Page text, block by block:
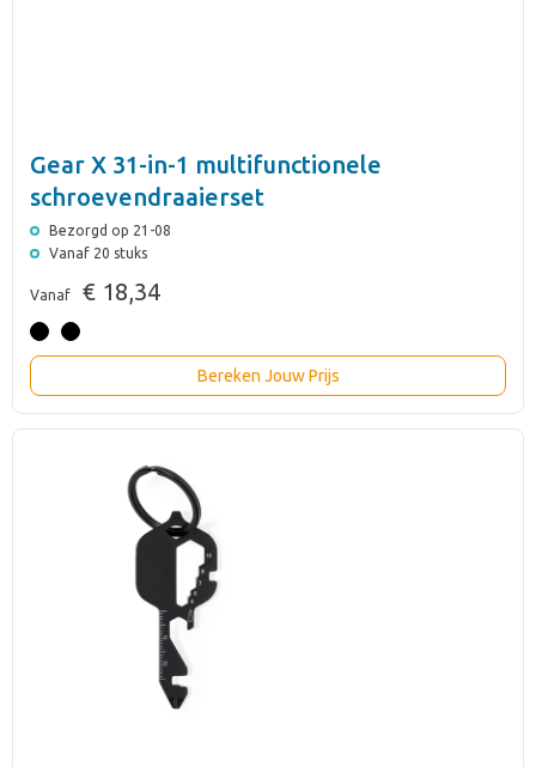
Gear X 31-in-1 multifunctionele
schroevendraaierset
Bezorgd op 21-08
Vanaf 20 stuks
Vanaf € 18,34
Bereken Jouw Prijs